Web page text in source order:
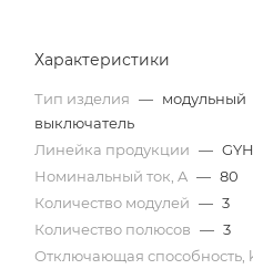
Характеристики
Тип изделия — модульный
выключатель
Линейка продукции —
Номинальный ток, A — 80
Количество модулей — 3
Количество полюсов — 3
Отключающая способность,